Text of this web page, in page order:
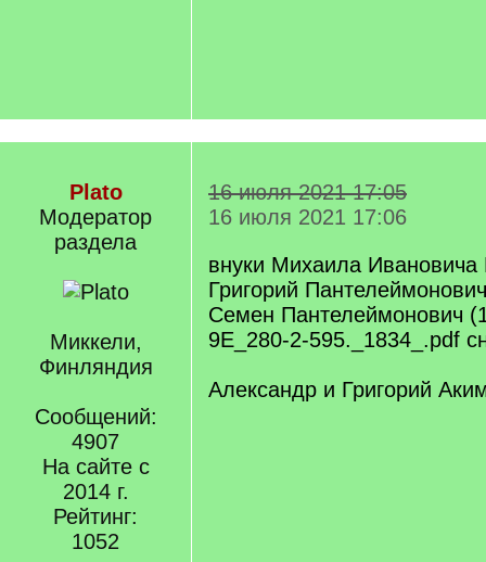
Plato
Модератор
раздела
Миккели,
Финляндия
Сообщений:
4907
На сайте с
2014 г.
Рейтинг:
1052
16 июля 2021 17:05
16 июля 2021 17:06
внуки Михаила Ивановича
Григорий
Семен Пантелеймонович
9E_280-2-595._1834_.pdf
Александр и Григорий